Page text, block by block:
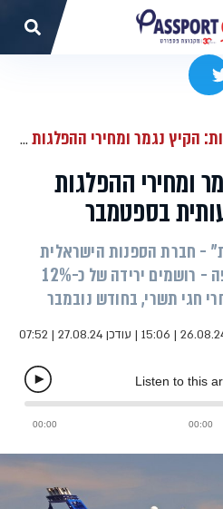
שתפו בטוויטר
נגמר ומחירי ההפלגות רושמים ירידה משמעותית בספטמבר
ומחירי ההפלגות
בספטמבר
- חברת הספנות הישראלית
המוציאה הפלגות מנמל חיפה - רושמים ירידה של כ-12%
| עודכן 27.08.24 | 07:52